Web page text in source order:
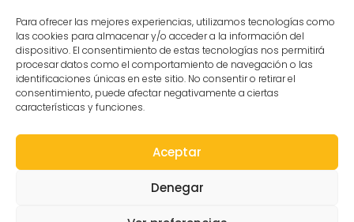
Para ofrecer las mejores experiencias, utilizamos tecnologías como
las cookies para almacenar y/o acceder a la información del
dispositivo. El consentimiento de estas tecnologías nos permitirá
procesar datos como el comportamiento de navegación o las
identificaciones únicas en este sitio. No consentir o retirar el
consentimiento, puede afectar negativamente a ciertas
características y funciones.
Aceptar
Denegar
C/Gibraltar,14
37008-Salamanca